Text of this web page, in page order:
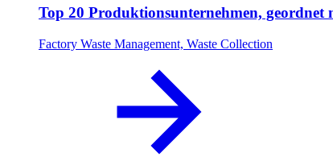
Top 20 Produktionsunternehmen, geordnet
Factory Waste Management, Waste Collection